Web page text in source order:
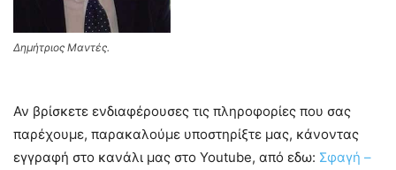
Δημήτριος Μαντές.
Αν βρίσκετε ενδιαφέρουσες τις πληροφορίες που σας
παρέχουμε, παρακαλούμε υποστηρίξτε μας, κάνοντας
εγγραφή στο κανάλι μας στο Youtube, από εδω: Σφαγή –